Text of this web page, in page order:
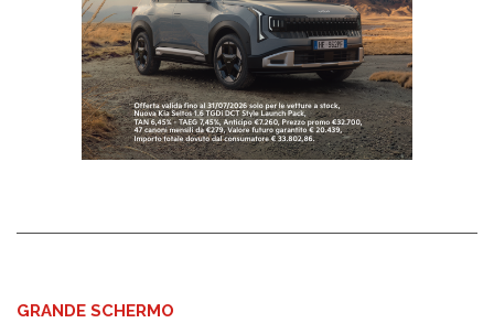
GRANDE SCHERMO